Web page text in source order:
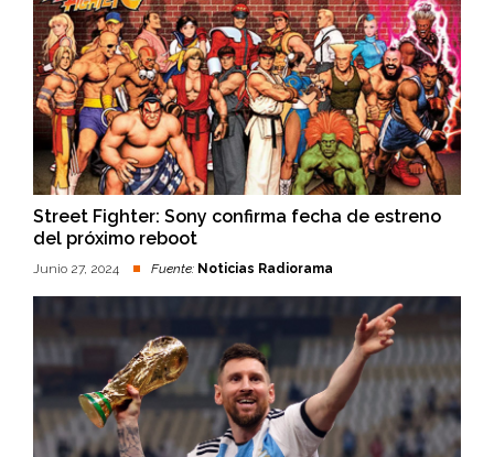
Street Fighter: Sony confirma fecha de estreno
del próximo reboot
Junio 27, 2024 Fuente: Noticias Radiorama